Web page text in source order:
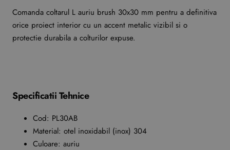
Comanda coltarul L auriu brush 30x30 mm pentru a definitiva
orice proiect interior cu un accent metalic vizibil si o
protectie durabila a colturilor expuse.
Specificatii Tehnice
Cod: PL30AB
Material: otel inoxidabil (inox) 304
Culoare: auriu